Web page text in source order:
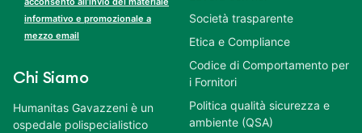
informativo e promozionale a
mezzo email
Chi Siamo
Humanitas Gavazzeni è un
ospedale polispecialistico
Società trasparente
Etica e Compliance
Codice di Comportamento per
i Fornitori
Politica qualità sicurezza e
ambiente (QSA)